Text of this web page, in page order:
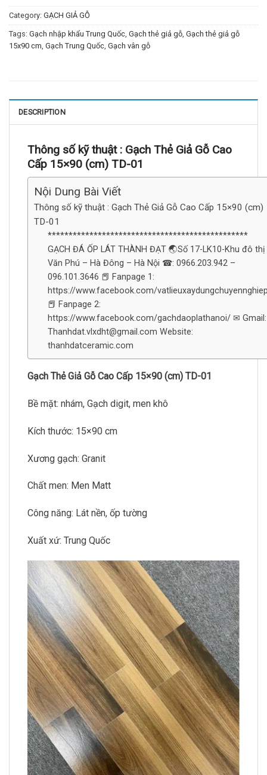
Category: GẠCH GIẢ GỖ
Tags: Gạch nhập khẩu Trung Quốc Gạch thẻ giả gỗ Gạch thẻ giả gỗ
15x90 cm Gạch Trung Quốc Gạch vân gỗ
DESCRIPTION
Thông số kỹ thuật : Gạch Thẻ Giả Gỗ Cao
Cấp 15×90 (cm) TD-01
Nội Dung Bài Viết
Thông số kỹ thuật : Gạch Thẻ Giả Gỗ Cao Cấp 15×90 (cm)
TD-01
************************************************
GẠCH ĐÁ ỐP LÁT THÀNH ĐẠT 🌏Số 17-LK10-Khu đô thị
Văn Phú – Hà Đông – Hà Nội ☎: 0966.203.942 –
096.101.3646 📕 Fanpage 1:
https://www.facebook.com/
📕 Fanpage 2:
https://www.facebook.com/gachdaoplathanoi/ ✉ Gmail:
Thanhdat.vlxdht@gmail.com Website:
thanhdatceramic.com
Gạch Thẻ Giả Gỗ Cao Cấp 15×90 (cm) TD-01
Bề mặt: nhám, Gạch digit, men khô
Kích thước: 15×90 cm
Xương gạch: Granit
Chất men: Men Matt
Công năng: Lát nền, ốp tường
Xuất xứ: Trung Quốc